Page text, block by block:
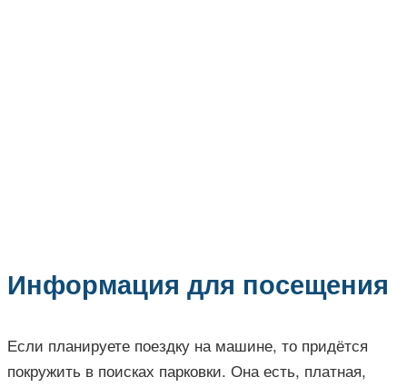
Информация для посещения
Если планируете поездку на машине, то придётся
покружить в поисках парковки. Она есть, платная,